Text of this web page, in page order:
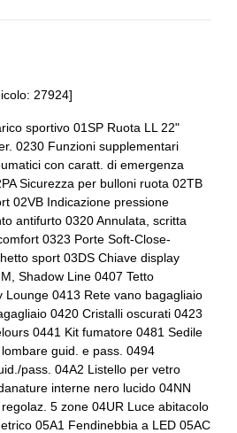
27924]
sportivo 01SP Ruota LL 22"
0230 Funzioni supplementari
con caratt. di emergenza
Sicurezza per bulloni ruota 02TB
02VB Indicazione pressione
antifurto 0320 Annulata, scritta
0323 Porte Soft-Close-
sport 03DS Chiave display
Shadow Line 0407 Tetto
Lounge 0413 Rete vano bagagliaio
0420 Cristalli oscurati 0423
0441 Kit fumatore 0481 Sedile
guid. e pass. 0494
pass. 04A2 Listello per vetro
interne nero lucido 04NN
5 zone 04UR Luce abitacolo
05A1 Fendinebbia a LED 05AC